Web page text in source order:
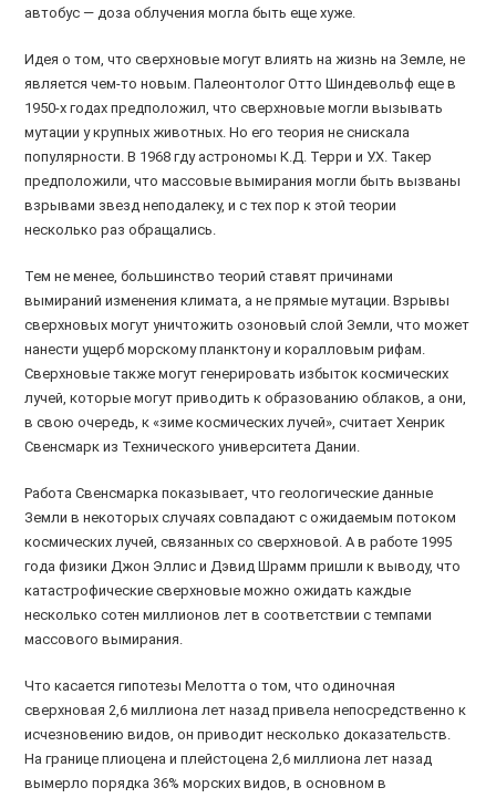
автобус — доза облучения могла быть еще хуже.
Идея о том, что сверхновые могут влиять на жизнь на Земле, не
является чем-то новым. Палеонтолог Отто Шиндевольф еще в
1950-х годах предположил, что сверхновые могли вызывать
мутации у крупных животных. Но его теория не снискала
популярности. В 1968 гду астрономы К.Д. Терри и У.Х. Такер
предположили, что массовые вымирания могли быть вызваны
взрывами звезд неподалеку, и с тех пор к этой теории
несколько раз обращались.
Тем не менее, большинство теорий ставят причинами
вымираний изменения климата, а не прямые мутации. Взрывы
сверхновых могут уничтожить озоновый слой Земли, что может
нанести ущерб морскому планктону и коралловым рифам.
Сверхновые также могут генерировать избыток космических
лучей, которые могут приводить к образованию облаков, а они,
в свою очередь, к «зиме космических лучей», считает Хенрик
Свенсмарк из Технического университета Дании.
Работа Свенсмарка показывает, что геологические данные
Земли в некоторых случаях совпадают с ожидаемым потоком
космических лучей, связанных со сверхновой. А в работе 1995
года физики Джон Эллис и Дэвид Шрамм пришли к выводу, что
катастрофические сверхновые можно ожидать каждые
несколько сотен миллионов лет в соответствии с темпами
массового вымирания.
Что касается гипотезы Мелотта о том, что одиночная
сверхновая 2,6 миллиона лет назад привела непосредственно к
исчезновению видов, он приводит несколько доказательств.
На границе плиоцена и плейстоцена 2,6 миллиона лет назад
вымерло порядка 36% морских видов, в основном в